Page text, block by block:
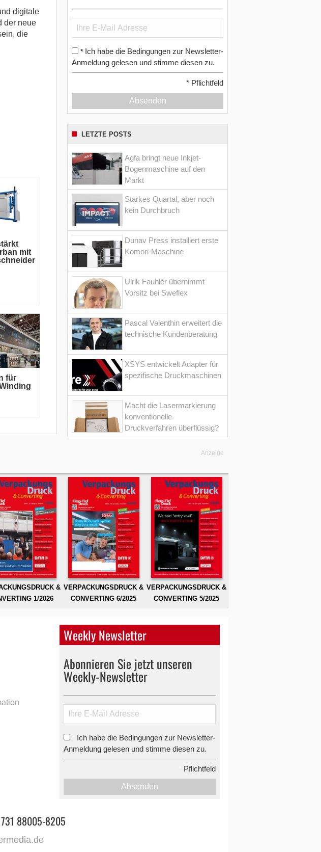
digitale
der neue
die
mit
für
* Ich habe die Bedingungen zur Newsletter-
Anmeldung gelesen und stimme diesen zu.
* Pflichtfeld
Absenden
LETZTE POSTS
Agfa bringt neue Inkjet-
Bogenmaschine auf den
Markt
Starkes Quartal, aber noch
kein Durchbruch
Dunav Press installiert erste
Komori-Maschine
Ulrik Fauhlér übernimmt
Vorsitz bei Sweflex
Pascal Valenthin erweitert die
technische Kundenberatung
XSYS entwickelt Adapter für
spezifische Druckmaschinen
Macht die Lasermarkierung
konventionelle
Druckverfahren überflüssig?
Anzeige
&
1/2026
VERPACKUNGSDRUCK &
CONVERTING 6/2025
VERPACKUNGSDRUCK &
CONVERTING 5/2025
Weekly Newsletter
Abonnieren Sie jetzt unseren
Weekly-Newsletter
Ich habe die Bedingungen zur Newsletter-
Anmeldung gelesen und stimme diesen zu.
Pflichtfeld
Absenden
88005-8205